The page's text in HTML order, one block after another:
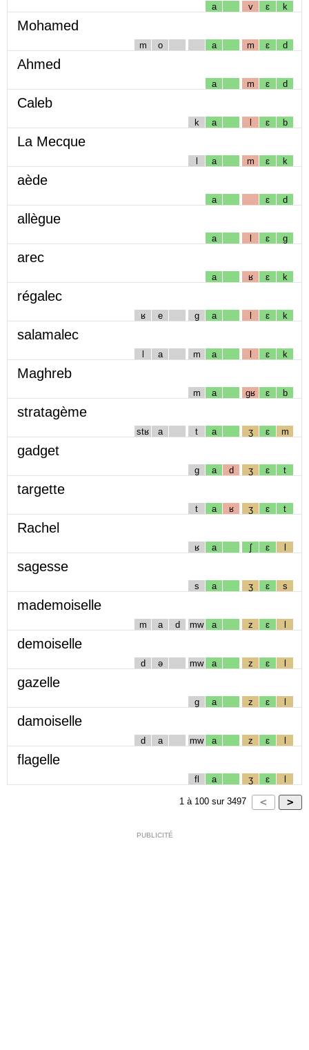
a v ɛ k
Mohamed
m o a m ɛ d
Ahmed
a m ɛ d
Caleb
k a l ɛ b
La Mecque
l a m ɛ k
aède
a ɛ d
allègue
a l ɛ g
arec
a ʁ ɛ k
régalec
ʁ e g a l ɛ k
salamalec
l a m a l ɛ k
Maghreb
m a gʁ ɛ b
stratagème
stʁ a t a ʒ ɛ m
gadget
g a d ʒ ɛ t
targette
t a ʁ ʒ ɛ t
Rachel
ʁ a ʃ ɛ l
sagesse
s a ʒ ɛ s
mademoiselle
m a d mw a z ɛ l
demoiselle
d ə mw a z ɛ l
gazelle
g a z ɛ l
damoiselle
d a mw a z ɛ l
flagelle
fl a ʒ ɛ l
1 à 100 sur 3497
PUBLICITÉ